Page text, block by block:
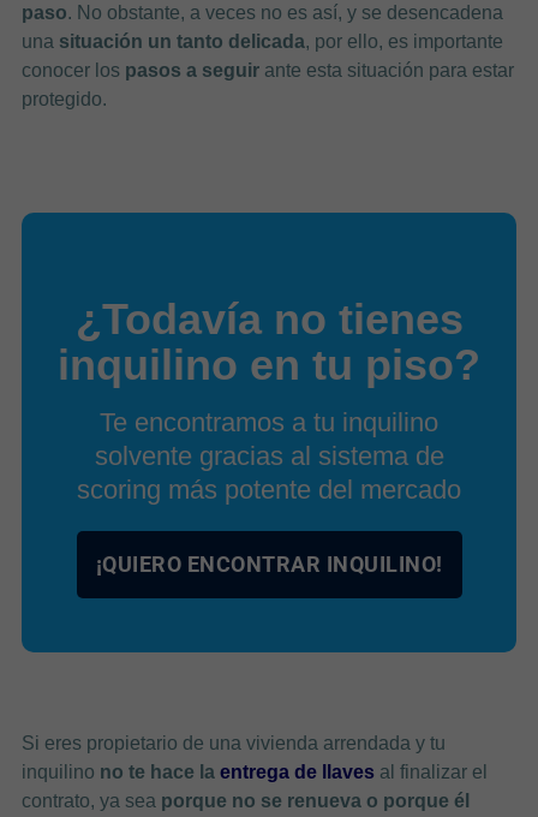
paso. No obstante, a veces no es así, y se desencadena
una situación un tanto delicada, por ello, es importante
conocer los pasos a seguirante esta situación para estar
protegido.
¿Todavía no tienes
inquilino en tu piso?
Te encontramos a tu inquilino
solvente gracias al sistema de
scoring más potente del mercado
¡QUIERO ENCONTRAR INQUILINO!
Si eres propietario de una vivienda arrendada y tu
inquilino no te hace la entrega de llaves al finalizar el
contrato, ya sea porque no se renueva o porque él